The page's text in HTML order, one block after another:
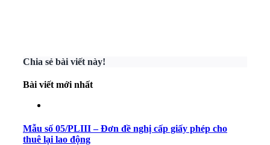
Chia sẻ bài viết này!
Bài viết mới nhất
Mẫu số 05/PLIII – Đơn đề nghị cấp giấy phép cho
thuê lại lao động